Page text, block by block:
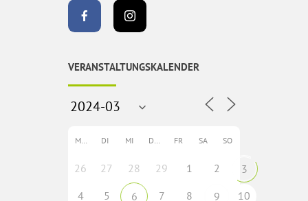
VERANSTALTUNGSKALENDER
MO DI MI DO FR SA SO
26 27 28 29 1 2
3
4
5 6 7 8 9 10